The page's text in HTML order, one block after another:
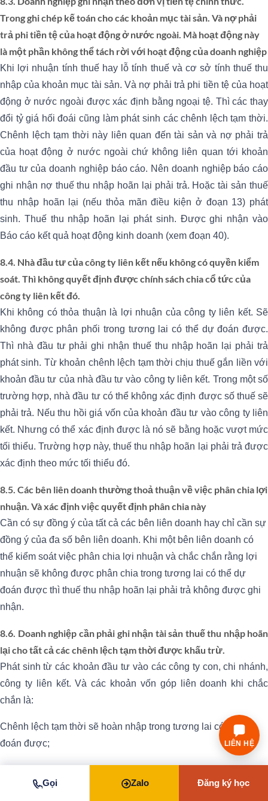
Trong ghi chép kế toán cho các khoản mục tài sản. Và nợ phải
trả phi tiền tệ của hoạt động ở nước ngoài. Mà hoạt động này
là một phần không thể tách rời với hoạt động của doanh nghiệp
Khi lợi nhuận tính thuế hay lỗ tính thuế và cơ sở tính thuế thu
nhập của khoản mục tài sản. Và nợ phải trả phi tiền tệ của hoạt
động ở nước ngoài được xác định bằng ngoại tệ. Thì các thay
đổi tỷ giá hối đoái cũng làm phát sinh các chênh lệch tạm thời.
Chênh lệch tạm thời này liên quan đến tài sản và nợ phải trả
của hoạt động ở nước ngoài chứ không liên quan tới khoản
đầu tư của doanh nghiệp báo cáo. Nên doanh nghiệp báo cáo
ghi nhận nợ thuế thu nhập hoãn lại phải trả. Hoặc tài sản thuế
thu nhập hoãn lại (nếu thỏa mãn điều kiện ở đoạn 13) phát
sinh. Thuế thu nhập hoãn lại phát sinh. Được ghi nhận vào
Báo cáo kết quả hoạt động kinh doanh (xem đoạn 40).
8.4. Nhà đầu tư của công ty liên kết nếu không có quyền kiểm
soát. Thì không quyết định được chính sách chia cổ tức của
công ty liên kết đó.
Khi không có thỏa thuận là lợi nhuận của công ty liên kết. Sẽ
không được phân phối trong tương lai có thể dự đoán được.
Thì nhà đầu tư phải ghi nhận thuế thu nhập hoãn lại phải trả
phát sinh. Từ khoản chênh lệch tạm thời chịu thuế gắn liền với
khoản đầu tư của nhà đầu tư vào công ty liên kết. Trong một số
trường hợp, nhà đầu tư có thể không xác định được số thuế sẽ
phải trả. Nếu thu hồi giá vốn của khoản đầu tư vào công ty liên
kết. Nhưng có thể xác định được là nó sẽ bằng hoặc vượt mức
tối thiểu. Trường hợp này, thuế thu nhập hoãn lại phải trả được
xác định theo mức tối thiểu đó.
8.5. Các bên liên doanh thường thoả thuận về việc phân chia lợi
nhuận. Và xác định việc quyết định phân chia này
Cần có sự đồng ý của tất cả các bên liên doanh hay chỉ cần sự
đồng ý của đa số bên liên doanh. Khi một bên liên doanh có
thể kiểm soát việc phân chia lợi nhuận và chắc chắn rằng lợi
nhuận sẽ không được phân chia trong tương lai có thể dự
đoán được thì thuế thu nhập hoãn lại phải trả không được ghi
nhận.
8.6. Doanh nghiệp cần phải ghi nhận tài sản thuế thu nhập hoãn
lại cho tất cả các chênh lệch tạm thời được khấu trừ.
Phát sinh từ các khoản đầu tư vào các công ty con, chi nhánh,
công ty liên kết. Và các khoản vốn góp liên doanh khi chắc
chắn là:
Chênh lệch tạm thời sẽ hoàn nhập trong tương lai có thể dự
đoán được;
tạm thời đó.Gọi Zalo Đăng ký học
LIÊN HỆ